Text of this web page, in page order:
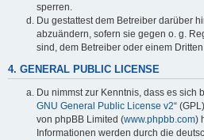
sperren.
Du gestattest dem Betreiber darüber
abzuändern, sofern sie gegen o. g.
sind, dem Betreiber oder einem
4. GENERAL PUBLIC LICENSE
Du nimmst zur Kenntnis, dass es sich
GNU General Public License v2“
von phpBB Limited (www.phpbb.com)
Informationen werden durch die